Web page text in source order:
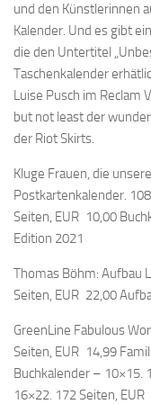
und den Künstlerinnen
Kalender. Und es gibt
die den Untertitel
Taschenkalender
Luise Pusch im Reclam
but not least der
der Riot Skirts.
Kluge Frauen, die
Postkartenkalender.
Seiten, EUR 10,00
Edition 2021
Thomas Böhm: Aufbau
Seiten, EUR 22,00
GreenLine Fabulous
Seiten, EUR 14,99
Buchkalender – 10×15.
16×22. 172 Seiten,